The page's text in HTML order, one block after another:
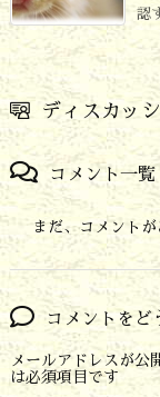
認
ディスカッ
コメント一覧
まだ、コメント
コメントをど
メールアドレスが公
は必須項目です